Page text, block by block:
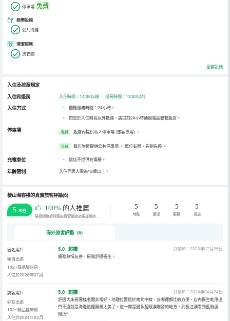
停車場 免費
娛樂設施
公共海灘
清潔服務
洗衣間
全部設施
入住及孩童規定
入住和退房
入住時間：14:00以後 退房時間：12:00以前
入住方式 •
櫃檯服務時間：24小時。
•
如您於入住時段以外抵達，請提前24小時通過電話聯繫飯店。
停車場 免費 飯店內提供私人停車場 (旅客專用) 。
免費 飯店附近提供公共停車場 。 車位有限，先到先停 。
充電車位 • 飯店不提供充電樁。
年齡限制 入住代表人需為18歲以上。
棲山海客棧的真實旅客評論(6)
5 /5分 100% 的人推薦
易遊網旅遊評鑑由真實飯店旅客提供的評鑑。
5
地點
5
整潔
5
服務
5
設施
海外旅客評鑑 (6)
匿名用戶
獨自出遊
102~精品雙床房
入住於2026年07月
5.0 超讚
評價於：2026年07月25日
服務熱情友善，房間舒適衞生。
訪客用戶
好友出遊
102~精品雙床房
入住於2024年04月
5.0 超讚
評價於：2024年04月24日
舒適大床房客棧老闆非常好，地理位置居於南北中線，去哪裡都比較方便，店內衞生乾淨出
門不遠就是海邊這裡風景太美了，這一帶是最多藍眼淚爆發的地方，到長江澳看到藍眼淚
[呲牙]